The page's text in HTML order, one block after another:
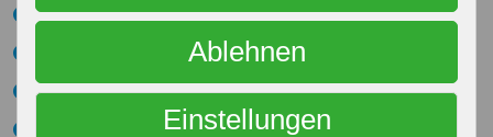
Buttersorte
Gewicht
Einstellungen
Ablehnen